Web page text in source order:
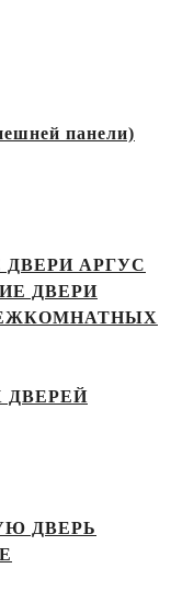
панели)
АРГУС
ДВЕРИ
ДВЕРЬ